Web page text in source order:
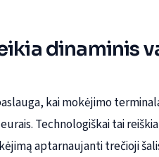
dinaminis
kai mokėjimo
Technologiškai tai
aptarnaujanti trečioji